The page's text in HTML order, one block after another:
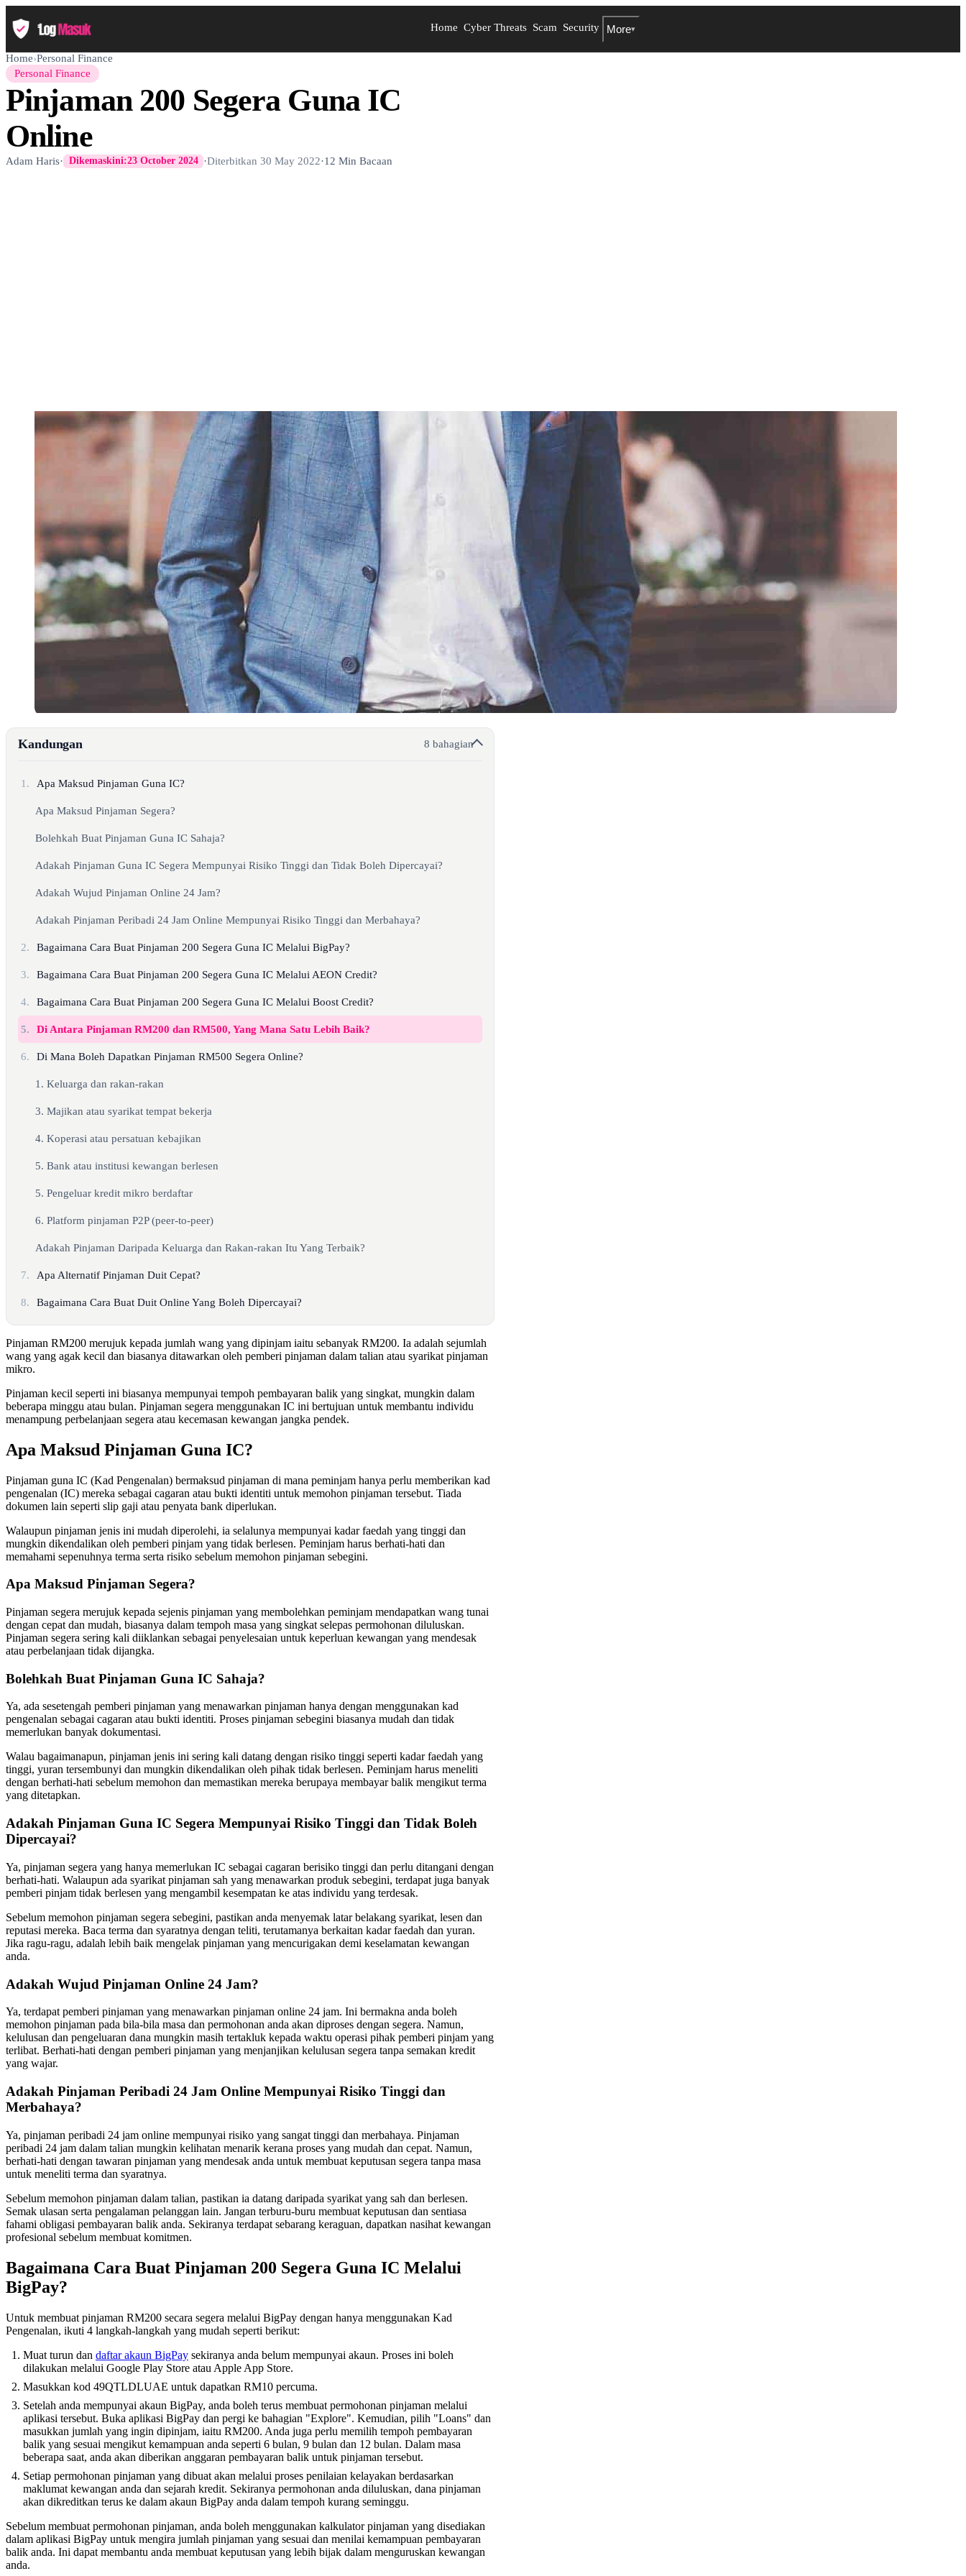
Home Cyber Threats Scam Security More▾
Home›Personal Finance
Personal Finance
Pinjaman 200 Segera Guna IC
Online
Adam Haris· Dikemaskini:23 October 2024 ·Diterbitkan30 May 2022·12 Min Bacaan
Kandungan 8 bahagian
1. Apa Maksud Pinjaman Guna IC?
Apa Maksud Pinjaman Segera?
Bolehkah Buat Pinjaman Guna IC Sahaja?
Adakah Pinjaman Guna IC Segera Mempunyai Risiko Tinggi dan Tidak Boleh Dipercayai?
Adakah Wujud Pinjaman Online 24 Jam?
Adakah Pinjaman Peribadi 24 Jam Online Mempunyai Risiko Tinggi dan Merbahaya?
2. Bagaimana Cara Buat Pinjaman 200 Segera Guna IC Melalui BigPay?
3. Bagaimana Cara Buat Pinjaman 200 Segera Guna IC Melalui AEON Credit?
4. Bagaimana Cara Buat Pinjaman 200 Segera Guna IC Melalui Boost Credit?
5. Di Antara Pinjaman RM200 dan RM500, Yang Mana Satu Lebih Baik?
6. Di Mana Boleh Dapatkan Pinjaman RM500 Segera Online?
1. Keluarga dan rakan-rakan
3. Majikan atau syarikat tempat bekerja
4. Koperasi atau persatuan kebajikan
5. Bank atau institusi kewangan berlesen
5. Pengeluar kredit mikro berdaftar
6. Platform pinjaman P2P (peer-to-peer)
Adakah Pinjaman Daripada Keluarga dan Rakan-rakan Itu Yang Terbaik?
7. Apa Alternatif Pinjaman Duit Cepat?
8. Bagaimana Cara Buat Duit Online Yang Boleh Dipercayai?
Pinjaman RM200 merujuk kepada jumlah wang yang dipinjam iaitu sebanyak RM200. Ia adalah sejumlah
wang yang agak kecil dan biasanya ditawarkan oleh pemberi pinjaman dalam talian atau syarikat pinjaman
mikro.
Pinjaman kecil seperti ini biasanya mempunyai tempoh pembayaran balik yang singkat, mungkin dalam
beberapa minggu atau bulan. Pinjaman segera menggunakan IC ini bertujuan untuk membantu individu
menampung perbelanjaan segera atau kecemasan kewangan jangka pendek.
Apa Maksud Pinjaman Guna IC?
Pinjaman guna IC (Kad Pengenalan) bermaksud pinjaman di mana peminjam hanya perlu memberikan kad
pengenalan (IC) mereka sebagai cagaran atau bukti identiti untuk memohon pinjaman tersebut. Tiada
dokumen lain seperti slip gaji atau penyata bank diperlukan.
Walaupun pinjaman jenis ini mudah diperolehi, ia selalunya mempunyai kadar faedah yang tinggi dan
mungkin dikendalikan oleh pemberi pinjam yang tidak berlesen. Peminjam harus berhati-hati dan
memahami sepenuhnya terma serta risiko sebelum memohon pinjaman sebegini.
Apa Maksud Pinjaman Segera?
Pinjaman segera merujuk kepada sejenis pinjaman yang membolehkan peminjam mendapatkan wang tunai
dengan cepat dan mudah, biasanya dalam tempoh masa yang singkat selepas permohonan diluluskan.
Pinjaman segera sering kali diiklankan sebagai penyelesaian untuk keperluan kewangan yang mendesak
atau perbelanjaan tidak dijangka.
Bolehkah Buat Pinjaman Guna IC Sahaja?
Ya, ada sesetengah pemberi pinjaman yang menawarkan pinjaman hanya dengan menggunakan kad
pengenalan sebagai cagaran atau bukti identiti. Proses pinjaman sebegini biasanya mudah dan tidak
memerlukan banyak dokumentasi.
Walau bagaimanapun, pinjaman jenis ini sering kali datang dengan risiko tinggi seperti kadar faedah yang
tinggi, yuran tersembunyi dan mungkin dikendalikan oleh pihak tidak berlesen. Peminjam harus meneliti
dengan berhati-hati sebelum memohon dan memastikan mereka berupaya membayar balik mengikut terma
yang ditetapkan.
Adakah Pinjaman Guna IC Segera Mempunyai Risiko Tinggi dan Tidak Boleh
Dipercayai?
Ya, pinjaman segera yang hanya memerlukan IC sebagai cagaran berisiko tinggi dan perlu ditangani dengan
berhati-hati. Walaupun ada syarikat pinjaman sah yang menawarkan produk sebegini, terdapat juga banyak
pemberi pinjam tidak berlesen yang mengambil kesempatan ke atas individu yang terdesak.
Sebelum memohon pinjaman segera sebegini, pastikan anda menyemak latar belakang syarikat, lesen dan
reputasi mereka. Baca terma dan syaratnya dengan teliti, terutamanya berkaitan kadar faedah dan yuran.
Jika ragu-ragu, adalah lebih baik mengelak pinjaman yang mencurigakan demi keselamatan kewangan
anda.
Adakah Wujud Pinjaman Online 24 Jam?
Ya, terdapat pemberi pinjaman yang menawarkan pinjaman online 24 jam. Ini bermakna anda boleh
memohon pinjaman pada bila-bila masa dan permohonan anda akan diproses dengan segera. Namun,
kelulusan dan pengeluaran dana mungkin masih tertakluk kepada waktu operasi pihak pemberi pinjam yang
terlibat. Berhati-hati dengan pemberi pinjaman yang menjanjikan kelulusan segera tanpa semakan kredit
yang wajar.
Adakah Pinjaman Peribadi 24 Jam Online Mempunyai Risiko Tinggi dan
Merbahaya?
Ya, pinjaman peribadi 24 jam online mempunyai risiko yang sangat tinggi dan merbahaya. Pinjaman
peribadi 24 jam dalam talian mungkin kelihatan menarik kerana proses yang mudah dan cepat. Namun,
berhati-hati dengan tawaran pinjaman yang mendesak anda untuk membuat keputusan segera tanpa masa
untuk meneliti terma dan syaratnya.
Sebelum memohon pinjaman dalam talian, pastikan ia datang daripada syarikat yang sah dan berlesen.
Semak ulasan serta pengalaman pelanggan lain. Jangan terburu-buru membuat keputusan dan sentiasa
fahami obligasi pembayaran balik anda. Sekiranya terdapat sebarang keraguan, dapatkan nasihat kewangan
profesional sebelum membuat komitmen.
Bagaimana Cara Buat Pinjaman 200 Segera Guna IC Melalui
BigPay?
Untuk membuat pinjaman RM200 secara segera melalui BigPay dengan hanya menggunakan Kad
Pengenalan, ikuti 4 langkah-langkah yang mudah seperti berikut:
Muat turun dan daftar akaun BigPay sekiranya anda belum mempunyai akaun. Proses ini boleh
dilakukan melalui Google Play Store atau Apple App Store.
Masukkan kod 49QTLDLUAE untuk dapatkan RM10 percuma.
Setelah anda mempunyai akaun BigPay, anda boleh terus membuat permohonan pinjaman melalui
aplikasi tersebut. Buka aplikasi BigPay dan pergi ke bahagian "Explore". Kemudian, pilih "Loans" dan
masukkan jumlah yang ingin dipinjam, iaitu RM200. Anda juga perlu memilih tempoh pembayaran
balik yang sesuai mengikut kemampuan anda seperti 6 bulan, 9 bulan dan 12 bulan. Dalam masa
beberapa saat, anda akan diberikan anggaran pembayaran balik untuk pinjaman tersebut.
Setiap permohonan pinjaman yang dibuat akan melalui proses penilaian kelayakan berdasarkan
maklumat kewangan anda dan sejarah kredit. Sekiranya permohonan anda diluluskan, dana pinjaman
akan dikreditkan terus ke dalam akaun BigPay anda dalam tempoh kurang seminggu.
Sebelum membuat permohonan pinjaman, anda boleh menggunakan kalkulator pinjaman yang disediakan
dalam aplikasi BigPay untuk mengira jumlah pinjaman yang sesuai dan menilai kemampuan pembayaran
balik anda. Ini dapat membantu anda membuat keputusan yang lebih bijak dalam menguruskan kewangan
anda.